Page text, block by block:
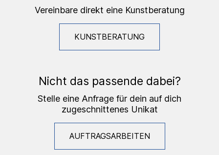
Vereinbare direkt eine Kunstberatung
KUNSTBERATUNG
Nicht das passende dabei?
Stelle eine Anfrage für dein auf dich
zugeschnittenes Unikat
AUFTRAGSARBEITEN